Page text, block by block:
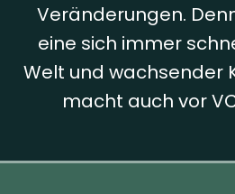
Veränderungen.
eine sich immer
Welt und wachsender
macht auch vor